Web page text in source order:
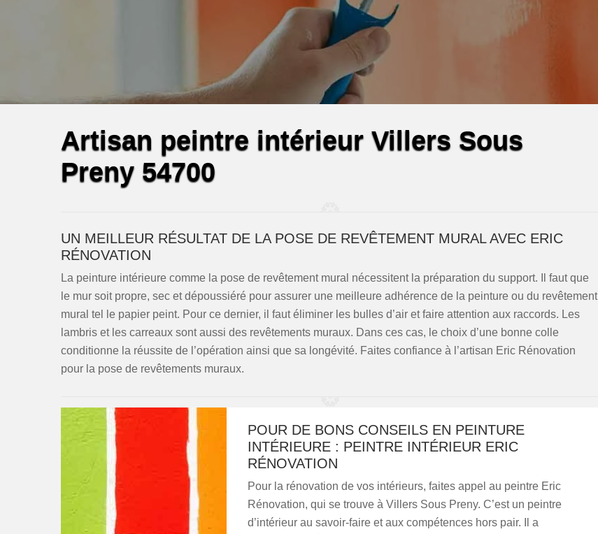
Artisan peintre intérieur Villers Sous
Preny 54700
UN MEILLEUR RÉSULTAT DE LA POSE DE REVÊTEMENT MURAL AVEC ERIC
RÉNOVATION
La peinture intérieure comme la pose de revêtement mural nécessitent la préparation du support. Il faut que
le mur soit propre, sec et dépoussiéré pour assurer une meilleure adhérence de la peinture ou du revêtement
mural tel le papier peint. Pour ce dernier, il faut éliminer les bulles d’air et faire attention aux raccords. Les
lambris et les carreaux sont aussi des revêtements muraux. Dans ces cas, le choix d’une bonne colle
conditionne la réussite de l’opération ainsi que sa longévité. Faites confiance à l’artisan Eric Rénovation
pour la pose de revêtements muraux.
POUR DE BONS CONSEILS EN PEINTURE
INTÉRIEURE : PEINTRE INTÉRIEUR ERIC
RÉNOVATION
Pour la rénovation de vos intérieurs, faites appel au peintre Eric
Rénovation, qui se trouve à Villers Sous Preny. C’est un peintre
d’intérieur au savoir-faire et aux compétences hors pair. Il a